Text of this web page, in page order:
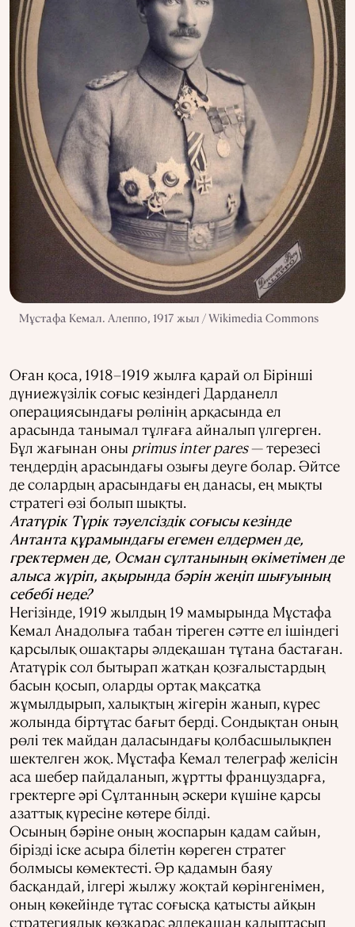
Мұстафа Кемал. Алеппо, 1917 жыл / Wikimedia Commons
Оған қоса, 1918–1919 жылға қарай ол Бірінші
дүниежүзілік соғыс кезіндегі Дарданелл
операциясындағы рөлінің арқасында ел
арасында танымал тұлғаға айналып үлгерген.
Бұл жағынан оны primus inter pares— терезесі
теңдердің арасындағы озығы деуге болар. Әйтсе
де солардың арасындағы ең данасы, ең мықты
стратегі өзі болып шықты.
Ататүрік Түрік тәуелсіздік соғысы кезінде
Антанта құрамындағы егемен елдермен де,
гректермен де, Осман сұлтанының өкіметімен де
алыса жүріп, ақырында бәрін жеңіп шығуының
себебі неде?
Негізінде, 1919 жылдың 19 мамырында Мұстафа
Кемал Анадолыға табан тіреген сәтте ел ішіндегі
қарсылық ошақтары әлдеқашан тұтана бастаған.
Ататүрік сол бытырап жатқан қозғалыстардың
басын қосып, оларды ортақ мақсатқа
жұмылдырып, халықтың жігерін жанып, күрес
жолында біртұтас бағыт берді. Сондықтан оның
рөлі тек майдан даласындағы қолбасшылықпен
шектелген жоқ. Мұстафа Кемал телеграф желісін
аса шебер пайдаланып, жұртты француздарға,
гректерге әрі Сұлтанның әскери күшіне қарсы
азаттық күресіне көтере білді.
Осының бәріне оның жоспарын қадам сайын,
бірізді іске асыра білетін көреген стратег
болмысы көмектесті. Әр қадамын баяу
басқандай, ілгері жылжу жоқтай көрінгенімен,
оның көкейінде тұтас соғысқа қатысты айқын
стратегиялық көзқарас әлдеқашан қалыптасып